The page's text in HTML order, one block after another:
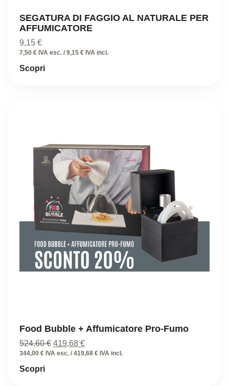
SEGATURA DI FAGGIO AL NATURALE PER
AFFUMICATORE
9,15 €
7,50 € IVA esc. / 9,15 € IVA incl.
Scopri
Food Bubble + Affumicatore Pro-Fumo
524,60€ Il
prezzo
419,68 €Il
prezzo
344,00 € IVA esc. / 419,68 € IVA incl.
Scopri